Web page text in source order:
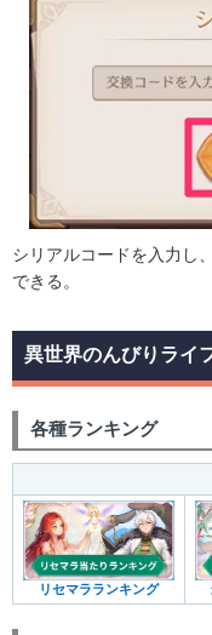
シリアルコードを入力し
できる。
異世界のんびりライ
各種ランキング
リセマラランキング